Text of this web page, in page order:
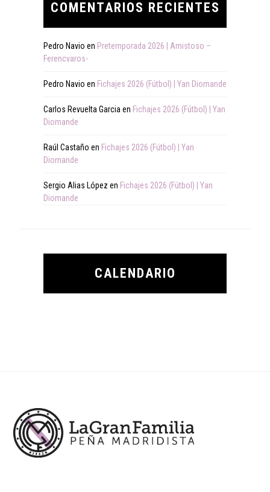
COMENTARIOS RECIENTES
Pedro Navio en Pretemporada 2026 | Amistoso –
Ferencvaros-
Pedro Navio en Fichajes 2026 (Fútbol) | Yan Diomande
Carlos Revuelta Garciaen Fichajes 2026 (Fútbol) | Yan
Diomande
Raúl Castaño en Fichajes 2026 (Fútbol) | Yan
Diomande
Sergio Alias López en Fichajes 2026 (Fútbol) | Yan
Diomande
CALENDARIO